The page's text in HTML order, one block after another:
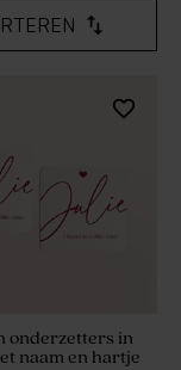
onderzetters in
naam en hartje